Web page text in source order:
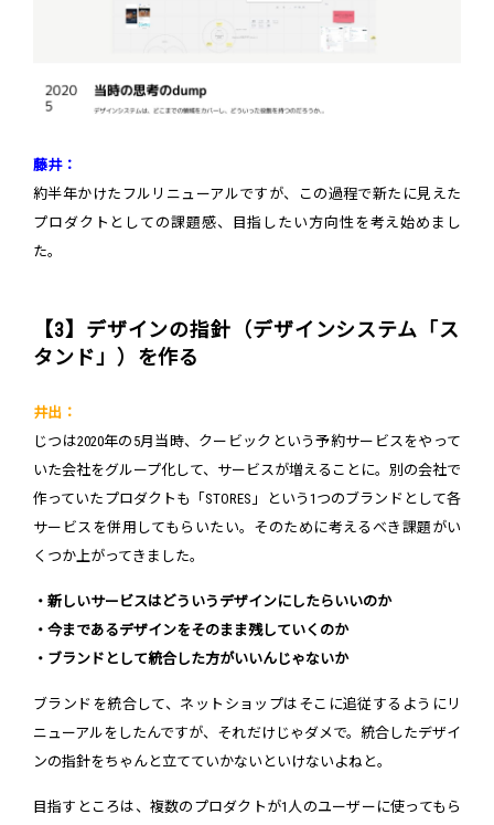
藤井：
約半年かけたフルリニューアルですが、この過程で新たに見えた
プロダクトとしての課題感、目指したい方向性を考え始めまし
た。
【3】デザインの指針（デザインシステム「ス
タンド」）を作る
井出：
じつは2020年の5月当時、クービックという予約サービスをやって
いた会社をグループ化して、サービスが増えることに。別の会社で
作っていたプロダクトも「STORES」という1つのブランドとして各
サービスを併用してもらいたい。そのために考えるべき課題がい
くつか上がってきました。
・新しいサービスはどういうデザインにしたらいいのか
・今まであるデザインをそのまま残していくのか
・ブランドとして統合した方がいいんじゃないか
ブランドを統合して、ネットショップはそこに追従するようにリ
ニューアルをしたんですが、それだけじゃダメで。統合したデザイ
ンの指針をちゃんと立てていかないといけないよねと。
目指すところは、複数のプロダクトが1人のユーザーに使ってもら